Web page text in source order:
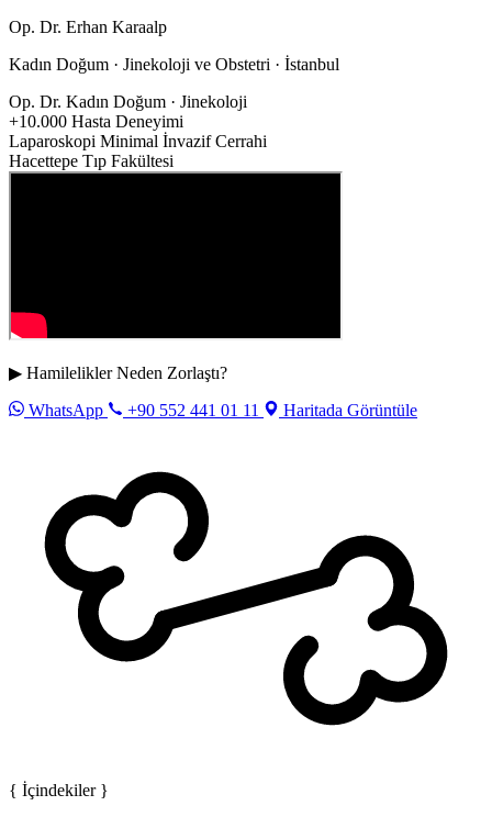
Op. Dr. Erhan Karaalp
Kadın Doğum · Jinekoloji ve Obstetri · İstanbul
Op. Dr. Kadın Doğum · Jinekoloji
+10.000 Hasta Deneyimi
Laparoskopi Minimal İnvazif Cerrahi
Hacettepe Tıp Fakültesi
▶ Hamilelikler Neden Zorlaştı?
WhatsApp
+90 552 441 01 11 Haritada Görüntüle
{ İçindekiler }